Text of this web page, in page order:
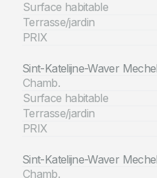
Surface habitable
Terrasse/jardin
PRIX
Sint-Katelijne-Waver
Chamb.
Surface habitable
Terrasse/jardin
PRIX
Sint-Katelijne-Waver
Chamb.